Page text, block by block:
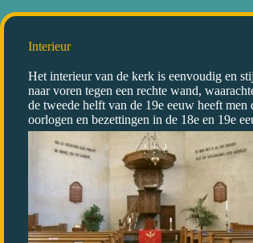
Interieur
Het interieur van de kerk is eenvoudig en
naar voren tegen een rechte wand,
de tweede helft van de 19e eeuw heeft
oorlogen en bezettingen in de 18e en 19e